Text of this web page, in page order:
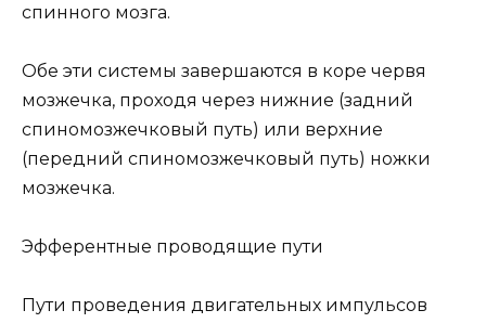
спинного мозга.
Обе эти системы завершаются в коре червя
мозжечка, проходя через нижние (задний
спиномозжечковый путь) или верхние
(передний спиномозжечковый путь) ножки
мозжечка.
Эфферентные проводящие пути
Пути проведения двигательных импульсов